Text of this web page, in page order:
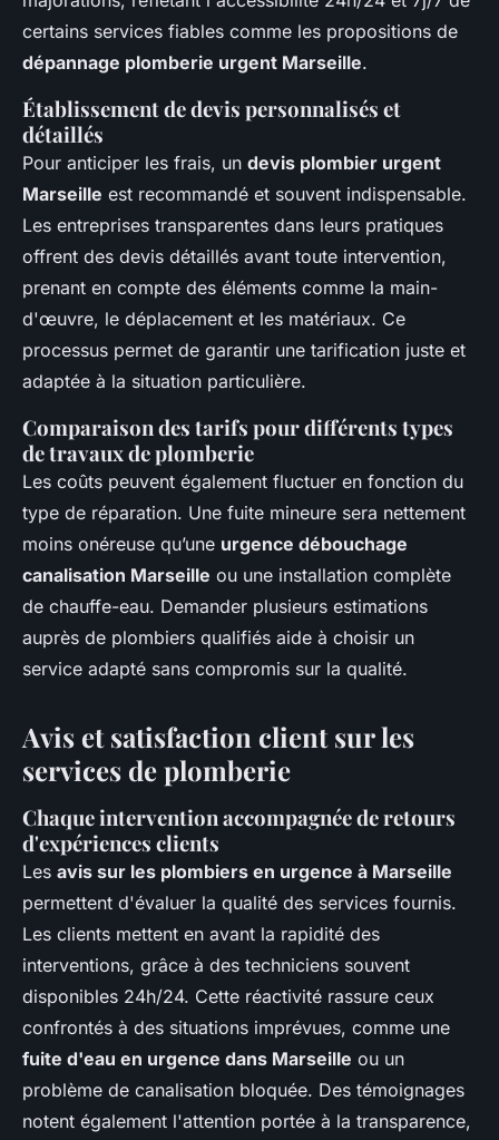
certains services fiables comme les propositions de
dépannage plomberie urgent Marseille.
Établissement de devis personnalisés et
détaillés
Pour anticiper les frais, un devis plombier urgent
Marseille est recommandé et souvent indispensable.
Les entreprises transparentes dans leurs pratiques
offrent des devis détaillés avant toute intervention,
prenant en compte des éléments comme la main-
d'œuvre, le déplacement et les matériaux. Ce
processus permet de garantir une tarification juste et
adaptée à la situation particulière.
Comparaison des tarifs pour différents types
de travaux de plomberie
Les coûts peuvent également fluctuer en fonction du
type de réparation. Une fuite mineure sera nettement
moins onéreuse qu’une urgence débouchage
canalisation Marseille ou une installation complète
de chauffe-eau. Demander plusieurs estimations
auprès de plombiers qualifiés aide à choisir un
service adapté sans compromis sur la qualité.
Avis et satisfaction client sur les
services de plomberie
Chaque intervention accompagnée de retours
d'expériences clients
Les avis sur les plombiers en urgence à Marseille
permettent d'évaluer la qualité des services fournis.
Les clients mettent en avant la rapidité des
interventions, grâce à des techniciens souvent
disponibles 24h/24. Cette réactivité rassure ceux
confrontés à des situations imprévues, comme une
fuite d'eau en urgence dans Marseille ou un
problème de canalisation bloquée. Des témoignages
notent également l'attention portée à la transparence,